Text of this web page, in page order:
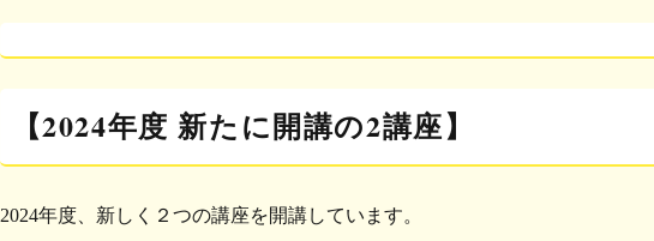
【2024年度 新たに開講の2講座】
2024年度、新しく２つの講座を開講しています。